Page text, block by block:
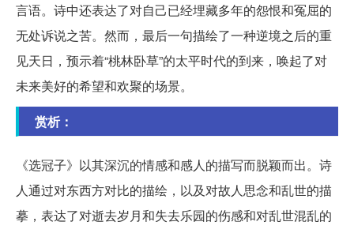
言语。诗中还表达了对自己已经埋藏多年的怨恨和冤屈的
无处诉说之苦。然而，最后一句描绘了一种逆境之后的重
见天日，预示着“桃林卧草”的太平时代的到来，唤起了对
未来美好的希望和欢聚的场景。
赏析：
《选冠子》以其深沉的情感和感人的描写而脱颖而出。诗
人通过对东西方对比的描绘，以及对故人思念和乱世的描
摹，表达了对逝去岁月和失去乐园的伤感和对乱世混乱的